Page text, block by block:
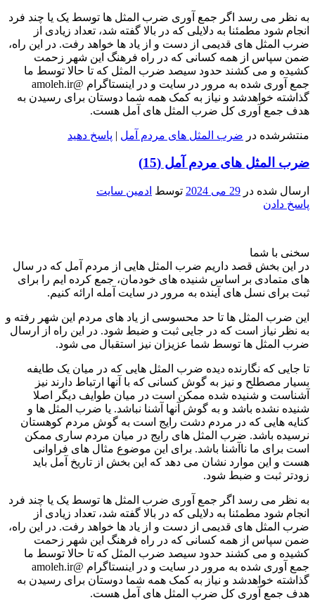
به نظر می رسد اگر جمع آوری ضرب المثل ها توسط یک یا چند فرد
انجام شود مطمئنا به دلایلی که در بالا گفته شد، تعداد زیادی از
ضرب المثل های قدیمی از دست و از یاد ها خواهد رفت. در این راه،
ضمن سپاس از همه کسانی که در راه فرهنگ این شهر زحمت
کشیده و می کشند حدود سیصد ضرب المثل که تا حالا توسط ما
جمع آوری شده به مرور در سایت و در اینستاگرام @amoleh.ir
گذاشته خواهدشد و نیاز به کمک همه شما دوستان برای رسیدن به
هدف جمع آوری کل ضرب المثل های آمل هست.
منتشرشده در ضرب المثل های مردم آمل | پاسخ دهید
ضرب المثل های مردم آمل (15)
ارسال شده در 29 می 2024 توسط ادمین سایت
پاسخ دادن
سخنی با شما
در این بخش قصد داریم ضرب المثل هایی از مردم آمل که در سال
های متمادی بر اساس شنیده های خودمان، جمع کرده ایم را برای
ثبت برای نسل های آینده به مرور در سایت آمله ارائه کنیم.
این ضرب المثل ها تا حد محسوسی از یاد های مردم این شهر رفته و
به نظر نیاز است که در جایی ثبت و ضبط شود. در این راه از ارسال
ضرب المثل ها توسط شما عزیزان نیز استقبال می شود.
تا جایی که نگارنده دیده ضرب المثل هایی که در میان یک طایفه
بسیار مصطلح و نیز به گوش کسانی که با آنها ارتباط دارند نیز
آشناست و شنیده شده ممکن است در میان طوایف دیگر اصلا
شنیده نشده باشد و به گوش آنها آشنا نباشد. یا ضرب المثل ها و
کنایه هایی که در مردم دشت رایج است به گوش مردم کوهستان
نرسیده باشد. ضرب المثل های رایج در میان مردم ساری ممکن
است برای ما ناآشنا باشد. برای این موضوع مثال های فراوانی
هست و این موارد نشان می دهد که این بخش از تاریخ آمل باید
زودتر ثبت و ضبط شود.
به نظر می رسد اگر جمع آوری ضرب المثل ها توسط یک یا چند فرد
انجام شود مطمئنا به دلایلی که در بالا گفته شد، تعداد زیادی از
ضرب المثل های قدیمی از دست و از یاد ها خواهد رفت. در این راه،
ضمن سپاس از همه کسانی که در راه فرهنگ این شهر زحمت
کشیده و می کشند حدود سیصد ضرب المثل که تا حالا توسط ما
جمع آوری شده به مرور در سایت و در اینستاگرام @amoleh.ir
گذاشته خواهدشد و نیاز به کمک همه شما دوستان برای رسیدن به
هدف جمع آوری کل ضرب المثل های آمل هست.